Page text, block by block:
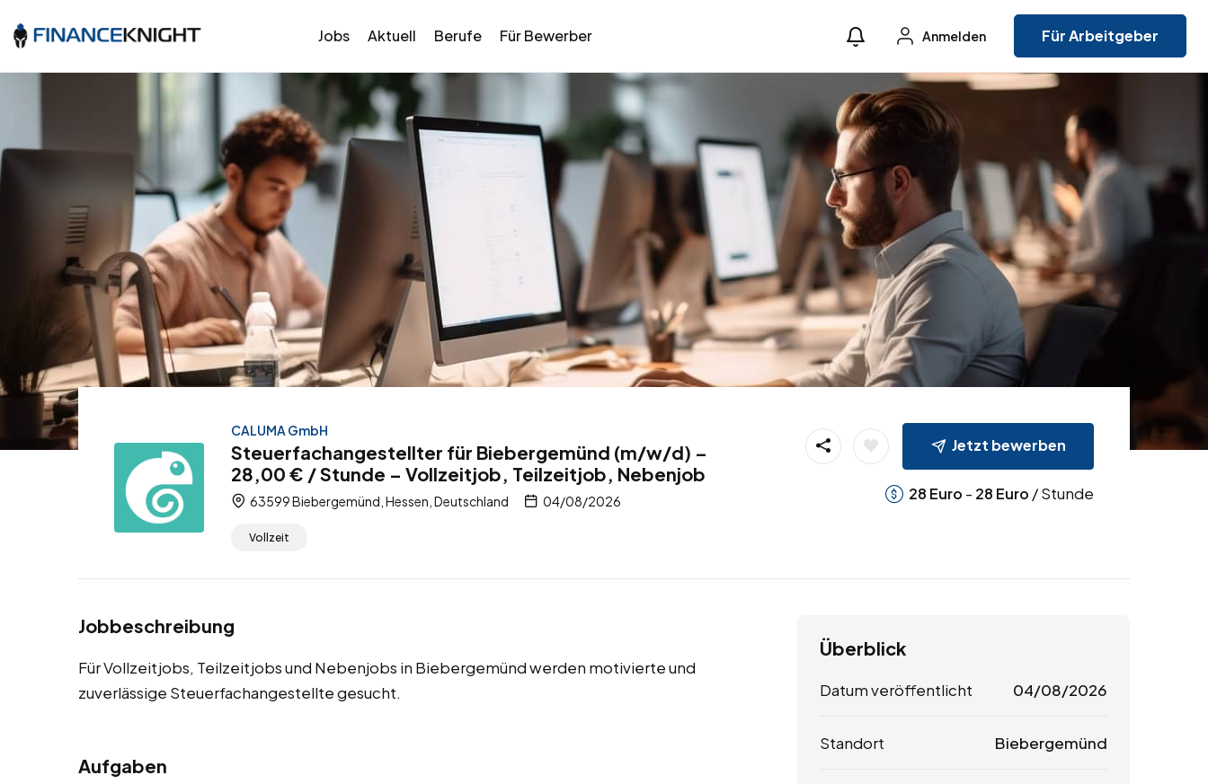
Jobs Aktuell Berufe Für Bewerber Anmelden Für Arbeitgeber
CALUMA GmbH
Steuerfachangestellter für Biebergemünd (m/w/d) –
28,00 € / Stunde – Vollzeitjob, Teilzeitjob, Nebenjob
63599 Biebergemünd, Hessen, Deutschland 04/08/2026
Vollzeit
Jetzt bewerben
28 Euro - 28 Euro / Stunde
Jobbeschreibung
Für Vollzeitjobs, Teilzeitjobs und Nebenjobs in Biebergemünd werden motivierte und
zuverlässige Steuerfachangestellte gesucht.
Aufgaben
Überblick
Datum veröffentlicht 04/08/2026
Standort Biebergemünd